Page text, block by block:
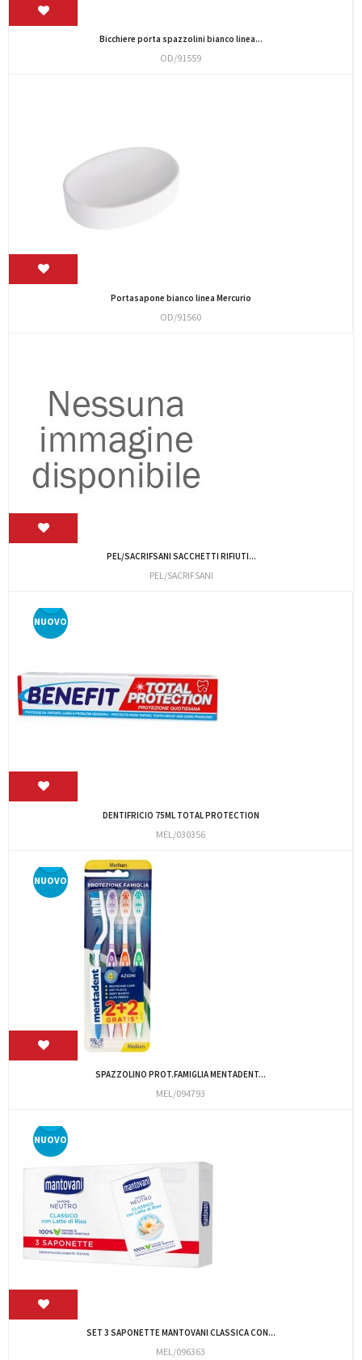
Bicchiere porta spazzolini bianco linea...
OD/91559
Portasapone bianco linea Mercurio
OD/91560
PEL/SACRIFSANI SACCHETTI RIFIUTI...
PEL/SACRIFSANI
NUOVO
DENTIFRICIO 75ML TOTAL PROTECTION
MEL/030356
NUOVO
SPAZZOLINO PROT.FAMIGLIA MENTADENT...
MEL/094793
NUOVO
SET 3 SAPONETTE MANTOVANI CLASSICA CON...
MEL/096363